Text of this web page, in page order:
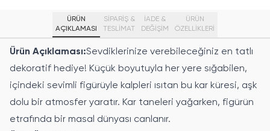
ÜRÜN
AÇIKLAMASI
SİPARİŞ &
TESLİMAT
İADE &
DEĞİŞİM
ÜRÜN
ÖZELLIKLERI
Ürün Açıklaması:Sevdiklerinize verebileceğiniz en tatlı
dekoratif hediye! Küçük boyutuyla her yere sığabilen,
içindeki sevimli figürüyle kalpleri ısıtan bu kar küresi, aşk
dolu bir atmosfer yaratır. Kar taneleri yağarken, figürün
etrafında bir masal dünyası canlanır.